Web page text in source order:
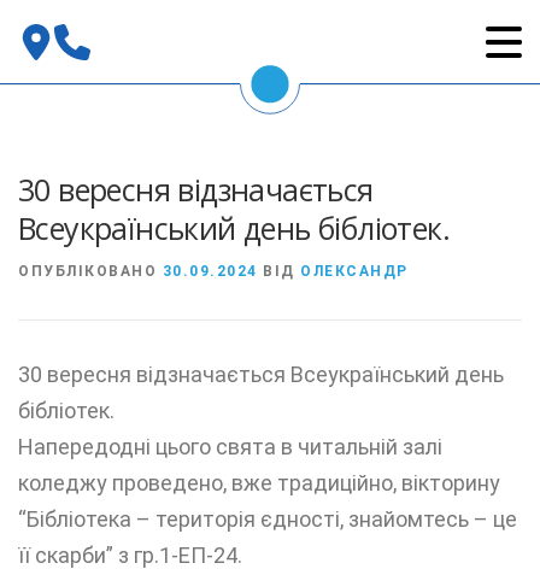
30 вересня відзначається
Всеукраїнський день бібліотек.
ОПУБЛІКОВАНО 30.09.2024 ВІД ОЛЕКСАНДР
30 вересня відзначається Всеукраїнський день
бібліотек.
Напередодні цього свята в читальній залі
коледжу проведено, вже традиційно, вікторину
“Бібліотека – територія єдності, знайомтесь – це
її скарби” з гр.1-ЕП-24.